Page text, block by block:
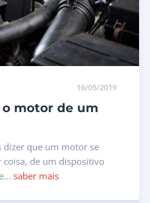
16/05/2019
motor de um
dizer que um motor se
de um dispositivo
saber mais